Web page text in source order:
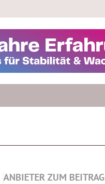
ANBIETER ZUM BEITRAG